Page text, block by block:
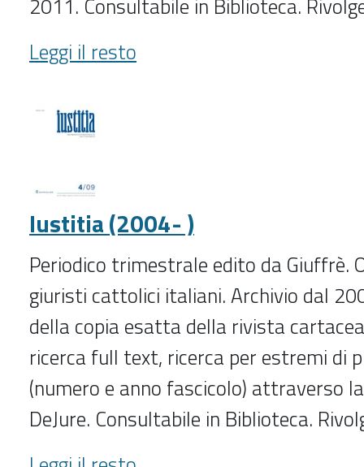
L'informatore
agrario
Leggi il resto
Iustitia (2004- )
Periodico trimestrale edito da Giuffrè.
giuristi cattolici italiani. Archivio dal
della copia esatta della rivista
ricerca full text, ricerca per estremi di
(numero e anno fascicolo) attraverso
DeJure. Consultabile in Biblioteca.
Iustitia